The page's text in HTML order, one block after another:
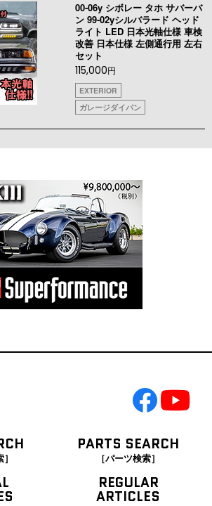
00-06y シボレー タホ サバーバ
ン 99-02yシルバラード ヘッド
ライト LED 日本光軸仕様 車検
改善 日本仕様 左側通行用 左右
セット
115,000円
EXTERIOR
ガレージダイバン
PARTS SEARCH
［パーツ検索］
REGULAR
ARTICLES